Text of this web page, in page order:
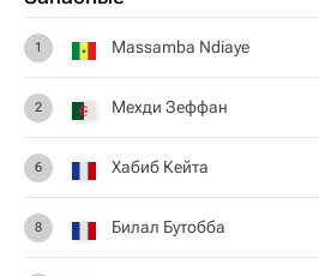
1 Massamba Ndiaye
2 Мехди Зеффан
6 Хабиб Кейта
8 Билал Бутобба